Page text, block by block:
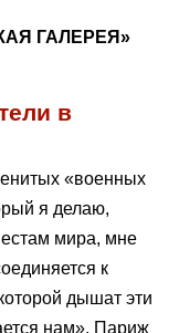
ГАЛЕРЕЯ»
в
«военных
я делаю,
мира, мне
к
дышат эти
нам». Париж